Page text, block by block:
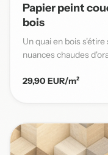
Papier peint
bois
Un quai en bois
nuances chaudes
29,90 EUR/m²